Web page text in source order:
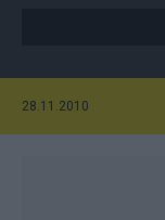
28.11.2010